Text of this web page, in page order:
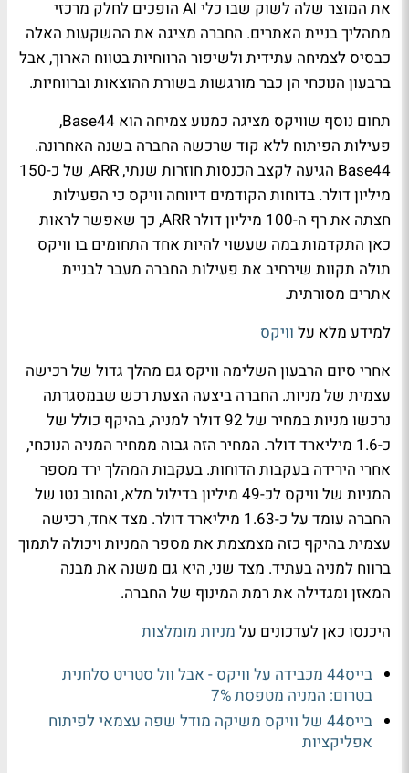
את המוצר שלה לשוק שבו כלי AI הופכים לחלק מרכזי
מתהליך בניית האתרים. החברה מציגה את ההשקעות האלה
כבסיס לצמיחה עתידית ולשיפור הרווחיות בטווח הארוך, אבל
ברבעון הנוכחי הן כבר מורגשות בשורת ההוצאות וברווחיות.
תחום נוסף שוויקס מציגה כמנוע צמיחה הוא Base44,
פעילות הפיתוח ללא קוד שרכשה החברה בשנה האחרונה.
Base44 הגיעה לקצב הכנסות חוזרות שנתי, ARR, של כ-150
מיליון דולר. בדוחות הקודמים דיווחה וויקס כי הפעילות
חצתה את רף ה-100 מיליון דולר ARR, כך שאפשר לראות
כאן התקדמות במה שעשוי להיות אחד התחומים בו וויקס
תולה תקוות שירחיב את פעילות החברה מעבר לבניית
אתרים מסורתית.
למידע מלא על וויקס
אחרי סיום הרבעון השלימה וויקס גם מהלך גדול של רכישה
עצמית של מניות. החברה ביצעה הצעת רכש שבמסגרתה
נרכשו מניות במחיר של 92 דולר למניה, בהיקף כולל של
כ-1.6 מיליארד דולר. המחיר הזה גבוה ממחיר המניה הנוכחי,
אחרי הירידה בעקבות הדוחות. בעקבות המהלך ירד מספר
המניות של וויקס לכ-49 מיליון בדילול מלא, והחוב נטו של
החברה עומד על כ-1.63 מיליארד דולר. מצד אחד, רכישה
עצמית בהיקף כזה מצמצמת את מספר המניות ויכולה לתמוך
ברווח למניה בעתיד. מצד שני, היא גם משנה את מבנה
המאזן ומגדילה את רמת המינוף של החברה.
היכנסו כאן לעדכונים על מניות מומלצות
בייס44 מכבידה על וויקס - אבל וול סטריט סלחנית
בטרום: המניה מטפסת 7%
בייס44 של וויקס משיקה מודל שפה עצמאי לפיתוח
אפליקציות